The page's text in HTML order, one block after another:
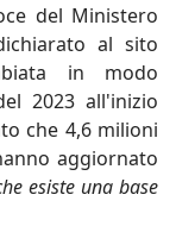
del Ministero
al sito
in modo
2023 all'inizio
che 4,6 milioni
aggiornato
esiste una base